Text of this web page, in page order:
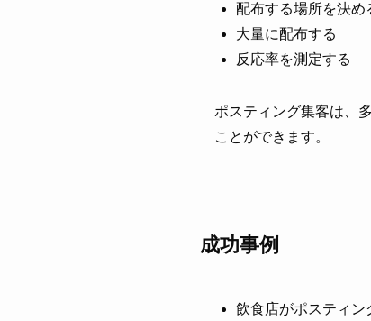
配布する場所を決め
大量に配布する
反応率を測定する
ポスティング集客は、
ことができます。
成功事例
飲食店がポスティン